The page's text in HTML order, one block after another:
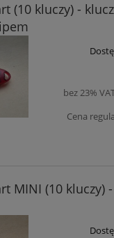
(10 kluczy) -
bez 23%
Cena
MINI (10 kluczy)